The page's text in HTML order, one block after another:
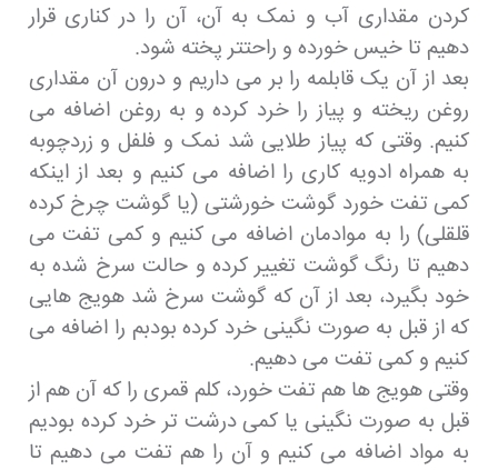
کردن مقداری آب و نمک به آن، آن را در کناری قرار
دهیم تا خیس خورده و راحتتر پخته شود.
بعد از آن یک قابلمه را بر می داریم و درون آن مقداری
روغن ریخته و پیاز را خرد کرده و به روغن اضافه می
کنیم. وقتی که پیاز طلایی شد نمک و فلفل و زردچوبه
به همراه ادویه کاری را اضافه می کنیم و بعد از اینکه
کمی تفت خورد گوشت خورشتی (یا گوشت چرخ کرده
قلقلی) را به موادمان اضافه می کنیم و کمی تفت می
دهیم تا رنگ گوشت تغییر کرده و حالت سرخ شده به
خود بگیرد، بعد از آن که گوشت سرخ شد هویج هایی
که از قبل به صورت نگینی خرد کرده بودبم را اضافه می
کنیم و کمی تفت می دهیم.
وقتی هویج ها هم تفت خورد، کلم قمری را که آن هم از
قبل به صورت نگینی یا کمی درشت تر خرد کرده بودیم
به مواد اضافه می کنیم و آن را هم تفت می دهیم تا